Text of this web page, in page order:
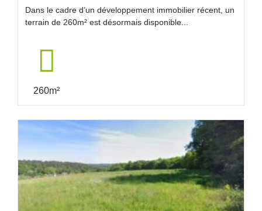
Dans le cadre d’un développement immobilier récent, un
terrain de 260m² est désormais disponible...
260m²